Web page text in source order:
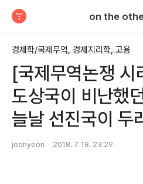
on the
경제학/국제무역, 경제지리학, 고용
[국제무역논쟁
도상국이 비난했
늘날 선진국이 두
joohyeon 2018. 7. 18. 23:29